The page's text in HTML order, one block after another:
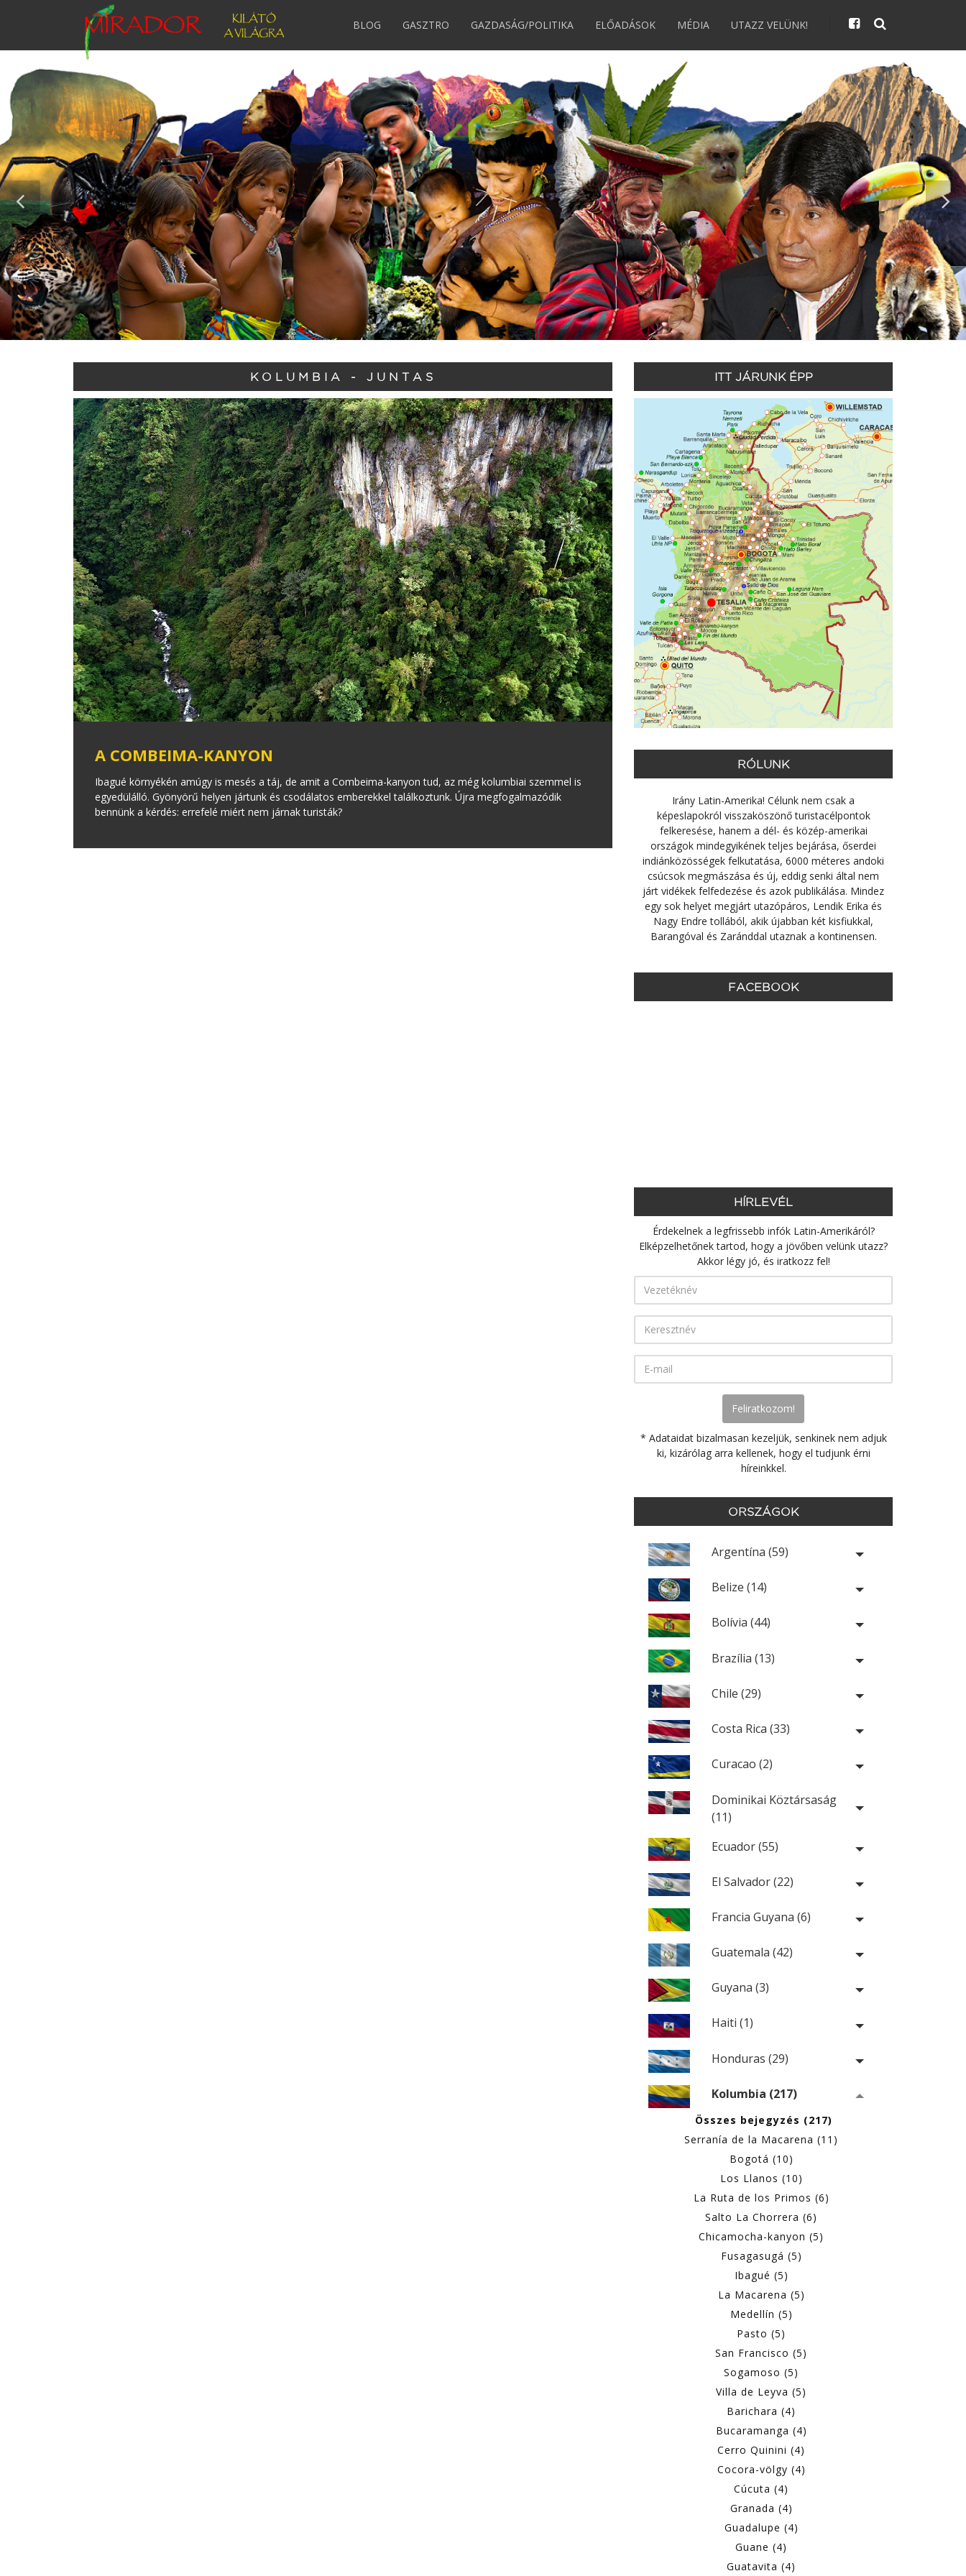
BLOG GASZTRO GAZDASÁG/POLITIKA ELŐADÁSOK MÉDIA UTAZZ VELÜNK!
KOLUMBIA - JUNTAS
A COMBEIMA-KANYON
Ibagué környékén amúgy is mesés a táj, de amit a Combeima-kanyon tud, az még kolumbiai szemmel is
egyedülálló. Gyönyörű helyen jártunk és csodálatos emberekkel találkoztunk. Újra megfogalmazódik
bennünk a kérdés: errefelé miért nem járnak turisták?
ITT JÁRUNK ÉPP
RÓLUNK
Irány Latin-Amerika! Célunk nem csak a
képeslapokról visszaköszönő turistacélpontok
felkeresése, hanem a dél- és közép-amerikai
országok mindegyikének teljes bejárása, őserdei
indiánközösségek felkutatása, 6000 méteres andoki
csúcsok megmászása és új, eddig senki által nem
járt vidékek felfedezése és azok publikálása. Mindez
egy sok helyet megjárt utazópáros, Lendik Erika és
Nagy Endre tollából, akik újabban két kisfiukkal,
Barangóval és Zaránddal utaznak a kontinensen.
FACEBOOK
HÍRLEVÉL
Érdekelnek a legfrissebb infók Latin-Amerikáról?
Elképzelhetőnek tartod, hogy a jövőben velünk utazz?
Akkor légy jó, és iratkozz fel!
* Adataidat bizalmasan kezeljük, senkinek nem adjuk
ki, kizárólag arra kellenek, hogy el tudjunk érni
híreinkkel.
ORSZÁGOK
Argentína (59)
Belize (14)
Bolívia (44)
Brazília (13)
Chile (29)
Costa Rica (33)
Curacao (2)
Dominikai Köztársaság
(11)
Ecuador (55)
El Salvador (22)
Francia Guyana (6)
Guatemala (42)
Guyana (3)
Haiti (1)
Honduras (29)
Kolumbia (217)
Összes bejegyzés (217)
Serranía de la Macarena (11)
Bogotá (10)
Los Llanos (10)
La Ruta de los Primos (6)
Salto La Chorrera (6)
Chicamocha-kanyon (5)
Fusagasugá (5)
Ibagué (5)
La Macarena (5)
Medellín (5)
Pasto (5)
San Francisco (5)
Sogamoso (5)
Villa de Leyva (5)
Barichara (4)
Bucaramanga (4)
Cerro Quinini (4)
Cocora-völgy (4)
Cúcuta (4)
Granada (4)
Guadalupe (4)
Guane (4)
Guatavita (4)